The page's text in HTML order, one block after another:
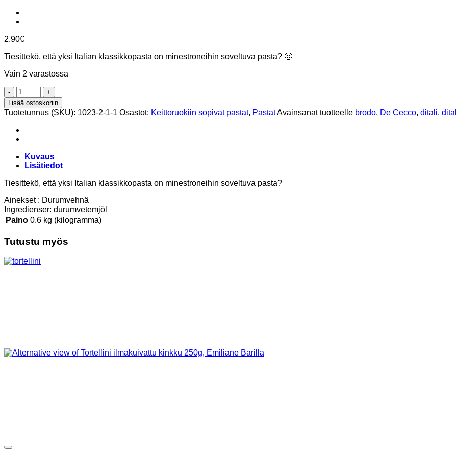
2.90€
Tiesittekö, että yksi Italian klassikkopasta on minestroneihin soveltuva pasta? 🙂
Vain 2 varastossa
Ditalini
rigati
pastaa
60,
500g,
Granoro
Lisää ostoskoriin
Tuotetunnus (SKU): 1023-2-1-1 Osastot: Keittoruokiin sopivat pastat, PastatAvainsanat tuotteelle brodo, De Cecco, ditali,
Kuvaus
Lisätiedot
Tiesittekö, että yksi Italian klassikkopasta on minestroneihin soveltuva pasta?
Ainekset : Durumvehnä
Ingredienser: durumvetemjöl
Paino 0.6 kg (kilogramma)
Tutustu myös